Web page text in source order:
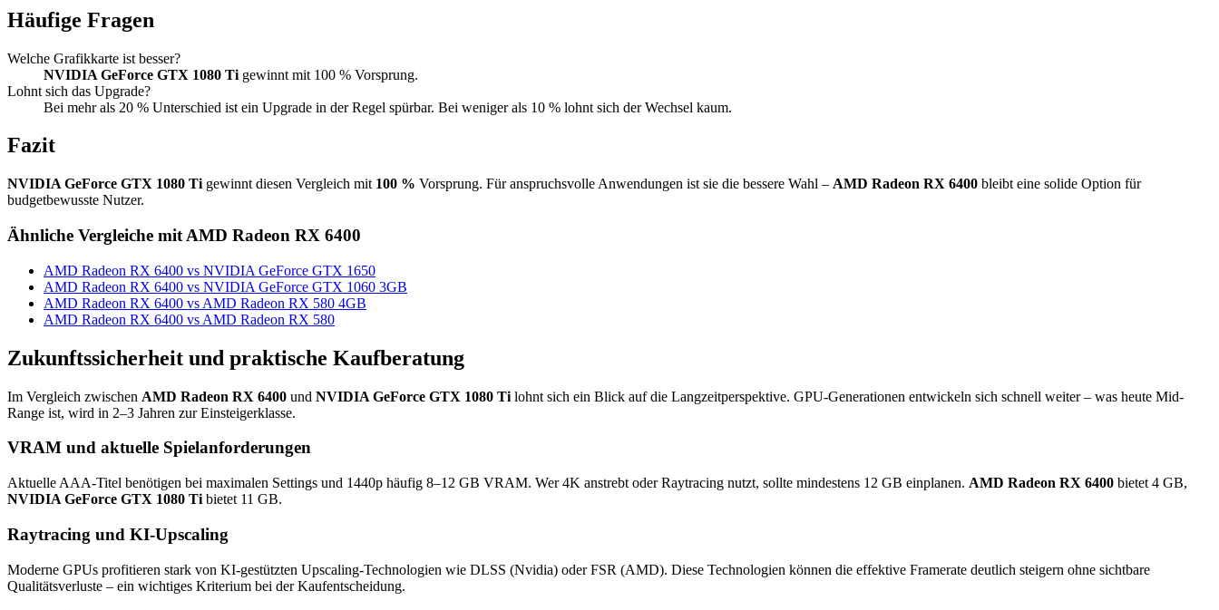
Häufige Fragen
Welche Grafikkarte ist besser?
NVIDIA GeForce GTX 1080 Ti gewinnt mit 100 % Vorsprung.
Lohnt sich das Upgrade?
Bei mehr als 20 % Unterschied ist ein Upgrade in der Regel spürbar. Bei weniger als 10 % lohnt sich der Wechsel kaum.
Fazit
NVIDIA GeForce GTX 1080 Ti gewinnt diesen Vergleich mit 100 % Vorsprung. Für anspruchsvolle Anwendungen ist sie die bessere Wahl – AMD Radeon RX 6400 bleibt eine solide Option für
budgetbewusste Nutzer.
Ähnliche Vergleiche mit AMD Radeon RX 6400
AMD Radeon RX 6400 vs NVIDIA GeForce GTX 1650
AMD Radeon RX 6400 vs NVIDIA GeForce GTX 1060 3GB
AMD Radeon RX 6400 vs AMD Radeon RX 580 4GB
AMD Radeon RX 6400 vs AMD Radeon RX 580
Zukunftssicherheit und praktische Kaufberatung
Im Vergleich zwischen AMD Radeon RX 6400 und NVIDIA GeForce GTX 1080 Ti lohnt sich ein Blick auf die Langzeitperspektive. GPU-Generationen entwickeln sich schnell weiter – was heute Mid-
Range ist, wird in 2–3 Jahren zur Einsteigerklasse.
VRAM und aktuelle Spielanforderungen
Aktuelle AAA-Titel benötigen bei maximalen Settings und 1440p häufig 8–12 GB VRAM. Wer 4K anstrebt oder Raytracing nutzt, sollte mindestens 12 GB einplanen. AMD Radeon RX 6400 bietet 4 GB,
NVIDIA GeForce GTX 1080 Ti bietet 11 GB.
Raytracing und KI-Upscaling
Moderne GPUs profitieren stark von KI-gestützten Upscaling-Technologien wie DLSS (Nvidia) oder FSR (AMD). Diese Technologien können die effektive Framerate deutlich steigern ohne sichtbare
Qualitätsverluste – ein wichtiges Kriterium bei der Kaufentscheidung.